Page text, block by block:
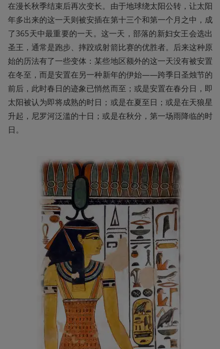
在漫长秋季结束后再次变长。由于地球绕太阳公转，让太阳
年多出来的这一天则被安插在第十三个和第一个月之中，成
了365天中最重要的一天。这一天，部落的新妇女王会选出
圣王，通常是跑步、摔跤或射箭比赛的优胜者。后来这种原
始的历法有了一些变体：某些地区额外的这一天没有被安置
在冬至，而是安置在另一种新年的伊始——跨季日圣烛节的
前后，此时春日的迹象已悄然而至；或是安置在春分日，即
太阳被认为即将成熟的时日；或是在夏至日；或是在天狼星
升起，尼罗河泛滥的十日；或是在秋分，第一场雨降临的时
日。